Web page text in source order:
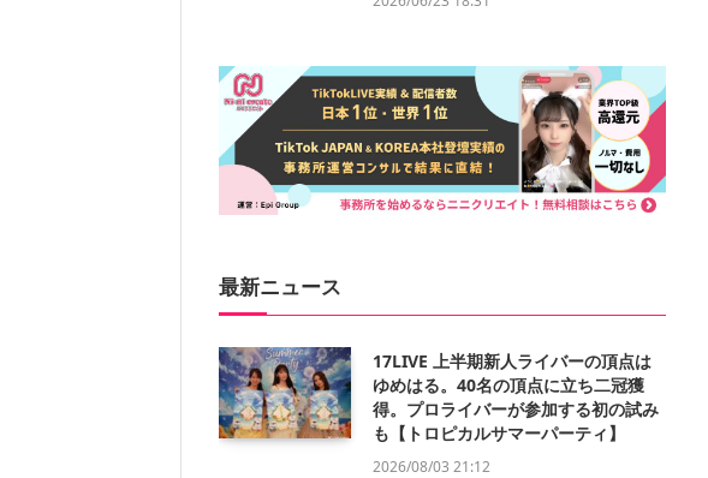
最新ニュース
17LIVE 上半期新人ライバーの頂点は
ゆめはる。40名の頂点に立ち二冠獲
得。プロライバーが参加する初の試み
も【トロピカルサマーパーティ】
2026/08/03 21:12